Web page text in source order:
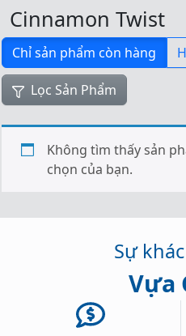
Cinnamon Twist
Chỉ sản phẩm còn hàng
Lọc Sản Phẩm
Không tìm thấy sản
chọn của bạn.
Sự
Vựa